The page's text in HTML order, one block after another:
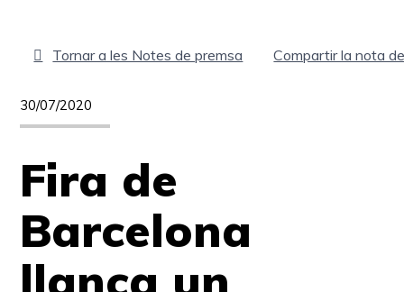
Tornar a les Notes de premsa Compartir la nota
30/07/2020
Fira de
Barcelona
llança un